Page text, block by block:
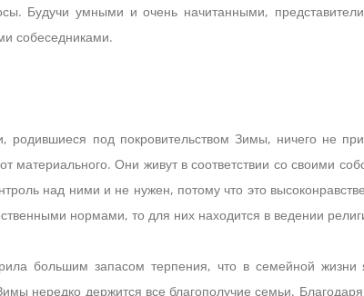
Будучи умными и очень начитанными,
собеседниками.
родившиеся под покровительством Зимы, ничего не
материального. Они живут в соответствии со своими
над ними и не нужен, потому что это
нормами, то для них находится в ведении
большим запасом терпения, что в семейной
нередко держится все благополучие семьи.